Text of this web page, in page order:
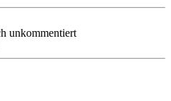
unkommentiert